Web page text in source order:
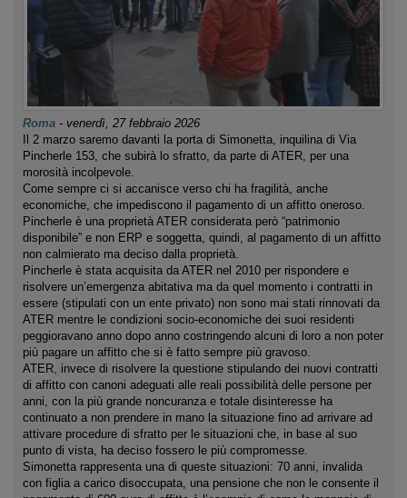
Roma - venerdì, 27 febbraio 2026
Il 2 marzo saremo davanti la porta di Simonetta, inquilina di Via
Pincherle 153, che subirà lo sfratto, da parte di ATER, per una
morosità incolpevole.
Come sempre ci si accanisce verso chi ha fragilità, anche
economiche, che impediscono il pagamento di un affitto oneroso.
Pincherle è una proprietà ATER considerata però “patrimonio
disponibile” e non ERP e soggetta, quindi, al pagamento di un affitto
non calmierato ma deciso dalla proprietà.
Pincherle è stata acquisita da ATER nel 2010 per rispondere e
risolvere un’emergenza abitativa ma da quel momento i contratti in
essere (stipulati con un ente privato) non sono mai stati rinnovati da
ATER mentre le condizioni socio-economiche dei suoi residenti
peggioravano anno dopo anno costringendo alcuni di loro a non poter
più pagare un affitto che si è fatto sempre più gravoso.
ATER, invece di risolvere la questione stipulando dei nuovi contratti
di affitto con canoni adeguati alle reali possibilità delle persone per
anni, con la più grande noncuranza e totale disinteresse ha
continuato a non prendere in mano la situazione fino ad arrivare ad
attivare procedure di sfratto per le situazioni che, in base al suo
punto di vista, ha deciso fossero le più compromesse.
Simonetta rappresenta una di queste situazioni: 70 anni, invalida
con figlia a carico disoccupata, una pensione che non le consente il